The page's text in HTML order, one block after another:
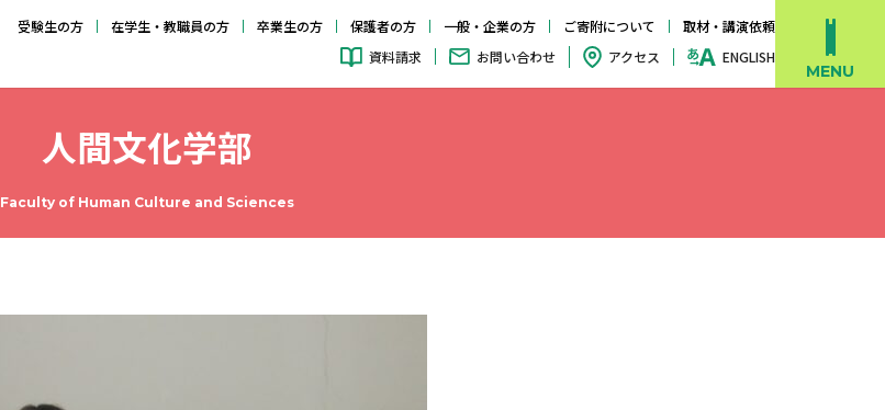
受験生の方 在学生・教職員の方 卒業生の方 保護者の方 一般・企業の方 ご寄附について
取材・講演依頼
資料請求
お問い合わせ アクセス ENGLISH
人間文化学部
Faculty of Human Culture and Sciences